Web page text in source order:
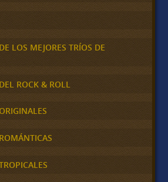
LOS MEJORES TRÍOS DE
ROCK & ROLL